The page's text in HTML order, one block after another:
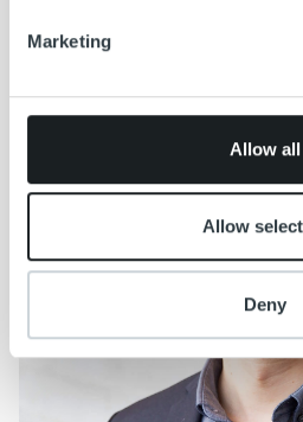
our social media, advertising and
provided to them or that they’ve
Marketing
Allow all
Allow
Deny